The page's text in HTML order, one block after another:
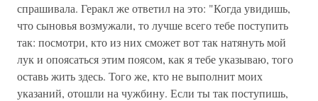
спрашивала. Геракл же ответил на это: "Когда увидишь,
что сыновья возмужали, то лучше всего тебе поступить
так: посмотри, кто из них сможет вот так натянуть мой
лук и опоясаться этим поясом, как я тебе указываю, того
оставь жить здесь. Того же, кто не выполнит моих
указаний, отошли на чужбину. Если ты так поступишь,